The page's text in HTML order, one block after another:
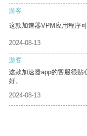
游客
这款加速器VPM应用程序
2024-08-13
游客
这款加速器app的客服很贴
好。
2024-08-13